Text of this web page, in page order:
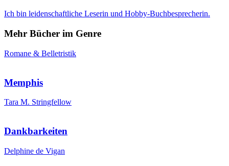
Ich bin leidenschaftliche Leserin und Hobby-Buchbesprecherin.
Mehr Bücher im Genre
Romane & Belletristik
Memphis
Tara M. Stringfellow
Dankbarkeiten
Delphine de Vigan